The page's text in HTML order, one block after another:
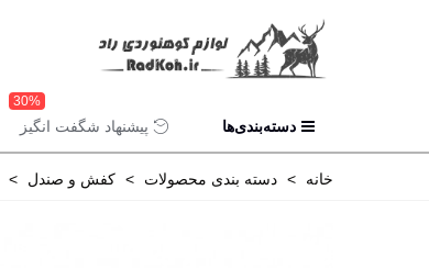
دسته‌بندی‌ها پیشنهاد شگفت انگیز
30%
خانه > دسته بندی محصولات > کفش و صندل >